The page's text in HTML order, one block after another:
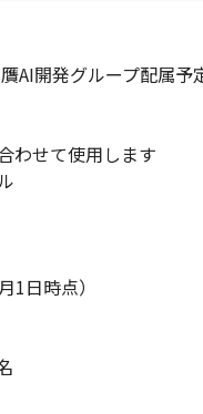
AI開発グループ配属予
わせて使用します
日時点）